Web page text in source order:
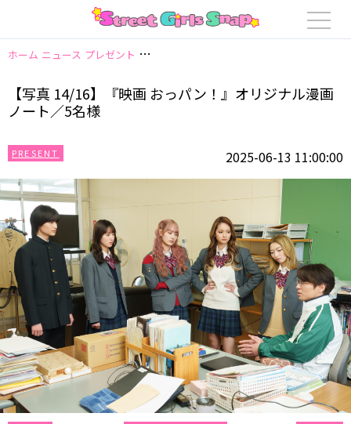
ホーム ニュース プレゼント 【写真 14/16】『映画 おっパン！』オリジナ
【写真 14/16】『映画 おっパン！』オリジナル漫画
ノート／5名様
PRESENT 2025-06-13 11:00:00